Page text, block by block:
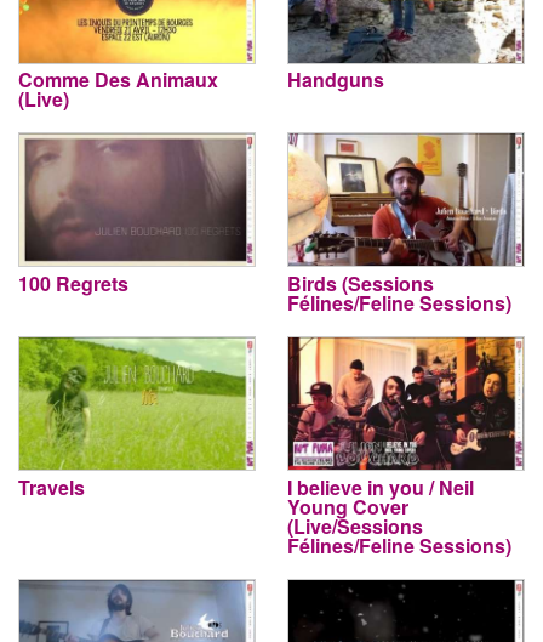
Comme Des Animaux
(Live)
Handguns
100 Regrets Birds (Sessions
Félines/Feline Sessions)
Travels I believe in you / Neil
Young Cover
(Live/Sessions
Félines/Feline Sessions)